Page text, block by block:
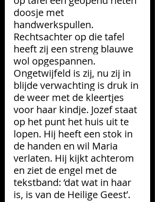
doosje met
handwerkspullen.
Rechtsachter op die tafel
heeft zij een streng blauwe
wol opgespannen.
Ongetwijfeld is zij, nu zij in
blijde verwachting is druk in
de weer met de kleertjes
voor haar kindje. Jozef staat
op het punt het huis uit te
lopen. Hij heeft een stok in
de handen en wil Maria
verlaten. Hij kijkt achterom
en ziet de engel met de
tekstband: ‘dat wat in haar
is, is van de Heilige Geest’.